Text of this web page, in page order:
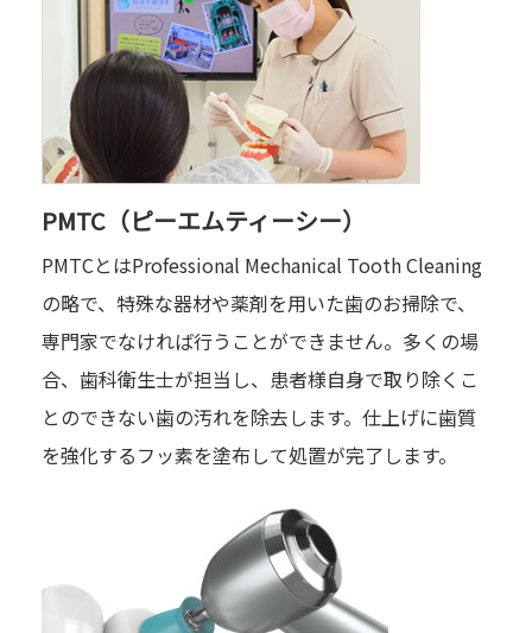
PMTC（ピーエムティーシー）
PMTCとはProfessional Mechanical Tooth Cleaning
の略で、特殊な器材や薬剤を用いた歯のお掃除で、
専門家でなければ行うことができません。多くの場
合、歯科衛生士が担当し、患者様自身で取り除くこ
とのできない歯の汚れを除去します。仕上げに歯質
を強化するフッ素を塗布して処置が完了します。